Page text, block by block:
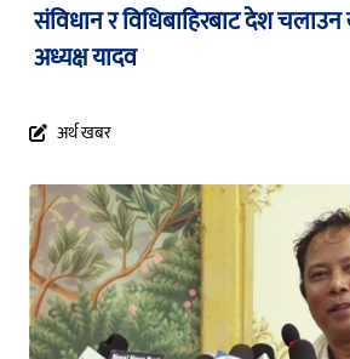
संविधान र विधिबाहिरबाट देश
अध्यक्ष यादव
अर्थ खबर